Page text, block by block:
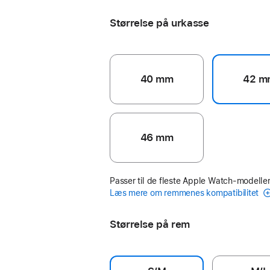
Størrelse på urkasse
40 mm 42
46 mm
Passer til de fleste Apple Watch-
Læs mere om remmenes kompatibilitet
Størrelse på rem